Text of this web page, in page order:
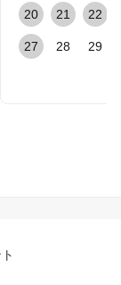
20 21 22
27 28 29